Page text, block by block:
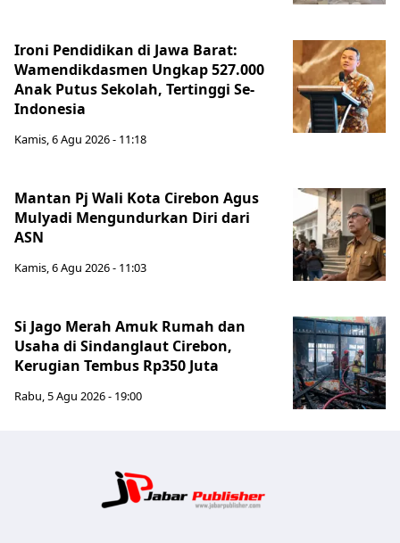
Ironi Pendidikan di Jawa Barat:
Wamendikdasmen Ungkap 527.000
Anak Putus Sekolah, Tertinggi Se-
Indonesia
Kamis, 6 Agu 2026 - 11:18
Mantan Pj Wali Kota Cirebon Agus
Mulyadi Mengundurkan Diri dari
ASN
Kamis, 6 Agu 2026 - 11:03
Si Jago Merah Amuk Rumah dan
Usaha di Sindanglaut Cirebon,
Kerugian Tembus Rp350 Juta
Rabu, 5 Agu 2026 - 19:00